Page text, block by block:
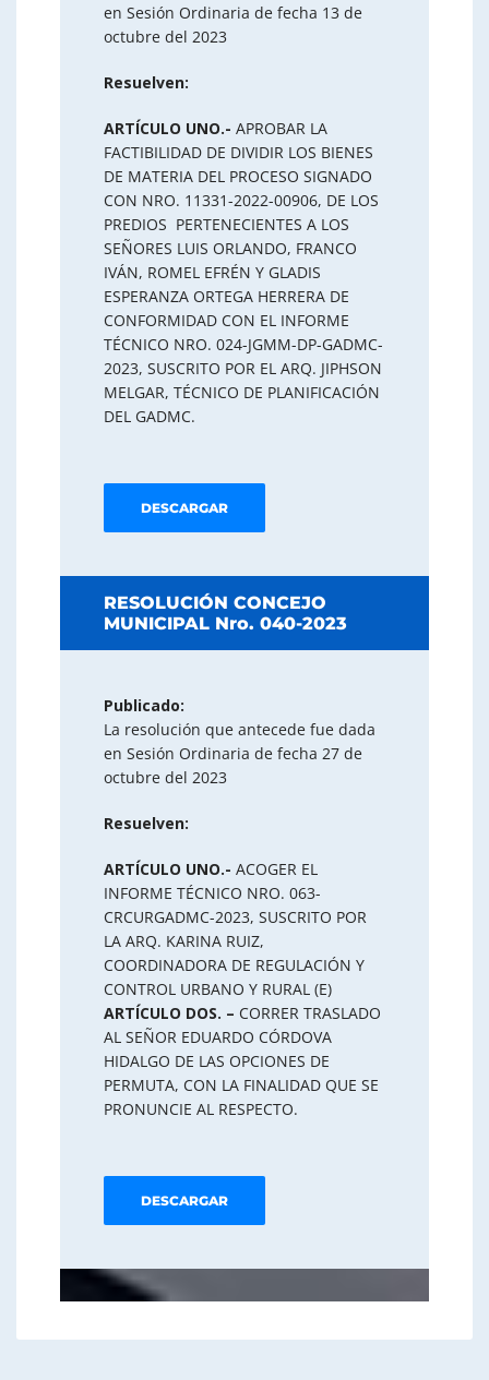
en Sesión Ordinaria de fecha 13 de
octubre del 2023
Resuelven:
ARTÍCULO UNO.- APROBAR LA
FACTIBILIDAD DE DIVIDIR LOS BIENES
DE MATERIA DEL PROCESO SIGNADO
CON NRO. 11331-2022-00906, DE LOS
PREDIOS PERTENECIENTES A LOS
SEÑORES LUIS ORLANDO, FRANCO
IVÁN, ROMEL EFRÉN Y GLADIS
ESPERANZA ORTEGA HERRERA DE
CONFORMIDAD CON EL INFORME
TÉCNICO NRO. 024-JGMM-DP-GADMC-
2023, SUSCRITO POR EL ARQ. JIPHSON
MELGAR, TÉCNICO DE PLANIFICACIÓN
DEL GADMC.
DESCARGAR
RESOLUCIÓN CONCEJO
MUNICIPAL Nro. 040-2023
Publicado:
La resolución que antecede fue dada
en Sesión Ordinaria de fecha 27 de
octubre del 2023
Resuelven:
ARTÍCULO UNO.- ACOGER EL
INFORME TÉCNICO NRO. 063-
CRCURGADMC-2023, SUSCRITO POR
LA ARQ. KARINA RUIZ,
COORDINADORA DE REGULACIÓN Y
CONTROL URBANO Y RURAL (E)
ARTÍCULO DOS. – CORRER TRASLADO
AL SEÑOR EDUARDO CÓRDOVA
HIDALGO DE LAS OPCIONES DE
PERMUTA, CON LA FINALIDAD QUE SE
PRONUNCIE AL RESPECTO.
DESCARGAR